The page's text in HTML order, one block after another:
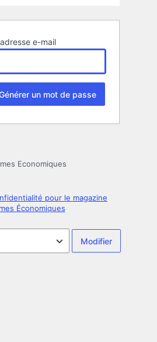
e-mail
Economiques
pour le magazine
Économiques